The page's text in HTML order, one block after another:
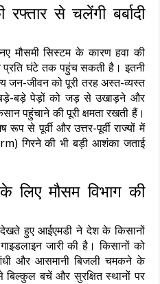
से चलेंगी बर्बादी
मौसमी सिस्टम के कारण हवा की
प्रति घंटे तक पहुंच सकती है। इतनी
जन-जीवन को पूरी तरह अस्त-व्यस्त
बड़े-बड़े पेड़ों को जड़ से उखाड़ने और
पहुंचाने की पूरी क्षमता रखती हैं।
से पूर्वी और उत्तर-पूर्वी राज्यों में
गिरने की भी बड़ी आशंका जताई
लिए मौसम विभाग की
हुए आईएमडी ने देश के किसानों
जारी की है। किसानों को
और आसमानी बिजली चमकने के
बचें और सुरक्षित स्थानों पर